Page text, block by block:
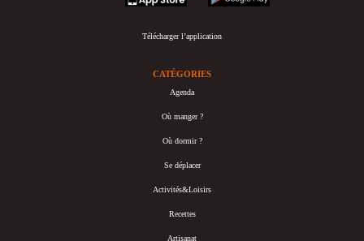
Télécharger l’application
CATÉGORIES
Agenda
Où manger ?
Où dormir ?
Se déplacer
Activités&Loisirs
Recettes
Artisanat